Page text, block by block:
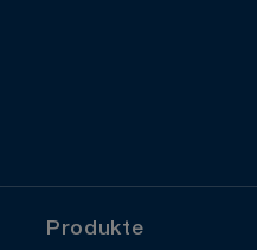
Produkte